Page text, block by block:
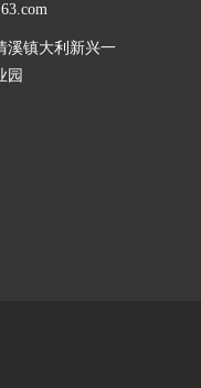
溪镇大利新兴一
园